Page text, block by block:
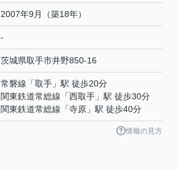
2007年9月（築18年）
-
茨城県取手市井野850-16
常磐線 「取手 」駅 徒歩20分
関東鉄道常総線 「西取手 」駅 徒歩30分
関東鉄道常総線 「寺原 」駅 徒歩40分
情報の見方